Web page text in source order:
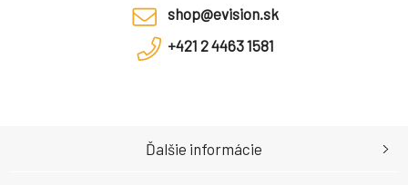
shop@evision.sk
+421 2 4463 1581
Ďalšie informácie